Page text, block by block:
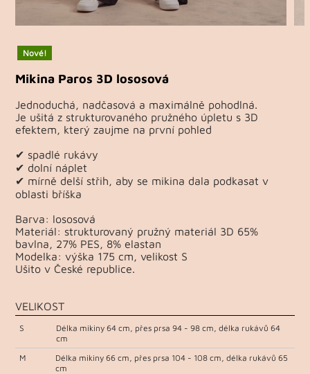
Nové!
Mikina Paros 3D lososová
Jednoduchá, nadčasová a maximálně pohodlná.
Je ušitá z strukturovaného pružného úpletu s 3D
efektem, který zaujme na první pohled
✔ spadlé rukávy
✔ dolní náplet
✔ mírně delší střih, aby se mikina dala podkasat v
oblasti bříška
Barva: lososová
Materiál: strukturovaný pružný materiál 3D 65%
bavlna, 27% PES, 8% elastan
Modelka: výška 175 cm, velikost S
Ušito v České republice.
VELIKOST
S
Délka mikiny 64 cm, přes prsa 94 - 98 cm, délka rukávů 64
cm
M
Délka mikiny 66 cm, přes prsa 104 - 108 cm, délka rukávů 65
cm